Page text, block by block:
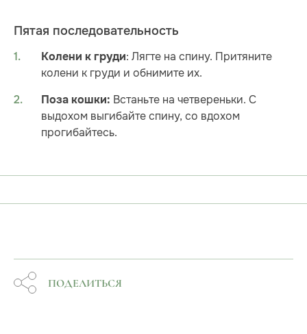
Пятая последовательность
Колени к груди: Лягте на спину. Притяните
колени к груди и обнимите их.
Поза кошки: Встаньте на четвереньки. С
выдохом выгибайте спину, со вдохом
прогибайтесь.
ПОДЕЛИТЬСЯ